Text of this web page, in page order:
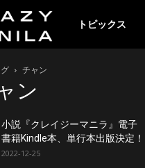
イ
トピックス
チャン
ン
小説『クレイジーマニラ』電子
書籍Kindle本、単行本出版決定！
2022-12-25